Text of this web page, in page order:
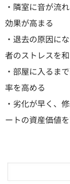
・隣室に音が
効果が高まる
・退去
者のストレスを
・部屋に入
率を高める
・劣化が早く
ートの資産価値